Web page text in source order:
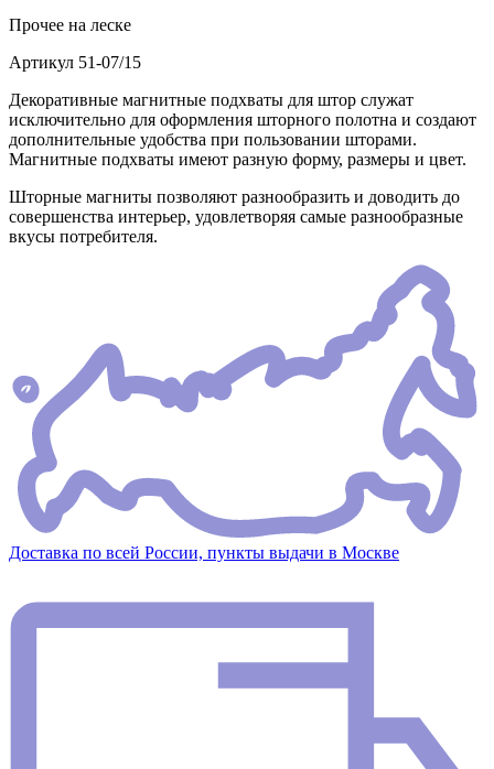
Прочее на леске
Артикул 51-07/15
Декоративные магнитные подхваты для штор служат
исключительно для оформления шторного полотна и создают
дополнительные удобства при пользовании шторами.
Магнитные подхваты имеют разную форму, размеры и цвет.
Шторные магниты позволяют разнообразить и доводить до
совершенства интерьер, удовлетворяя самые разнообразные
вкусы потребителя.
Доставка по всей России, пункты выдачи в Москве